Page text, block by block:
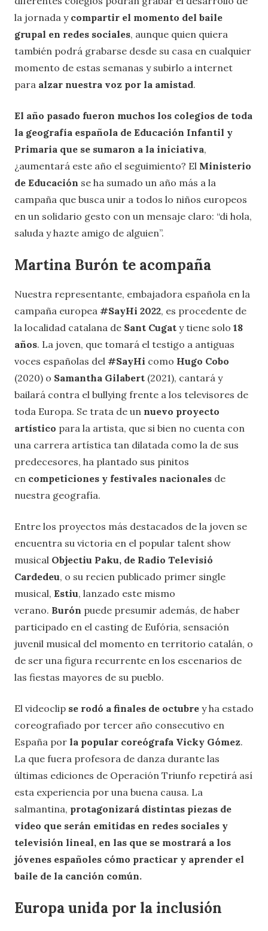
la jornada y compartir el momento del baile
grupal en redes sociales, aunque quien quiera
también podrá grabarse desde su casa en cualquier
momento de estas semanas y subirlo a internet
para alzar nuestra voz por la amistad.
El año pasado fueron muchos los colegios de toda
la geografía española de Educación Infantil y
Primaria que se sumaron a la iniciativa,
¿aumentará este año el seguimiento? El Ministerio
de Educación se ha sumado un año más a la
campaña que busca unir a todos lo niños europeos
en un solidario gesto con un mensaje claro: “di hola,
saluda y hazte amigo de alguien”.
Martina Burón te acompaña
Nuestra representante, embajadora española en la
campaña europea #SayHi 2022, es procedente de
la localidad catalana de Sant Cugat y tiene solo 18
años. La joven, que tomará el testigo a antiguas
voces españolas del #SayHi como Hugo Cobo
(2020) o Samantha Gilabert (2021), cantará y
bailará contra el bullying frente a los televisores de
toda Europa. Se trata de un nuevo proyecto
artístico para la artista, que si bien no cuenta con
una carrera artística tan dilatada como la de sus
predecesores, ha plantado sus pinitos
en competiciones y festivales nacionales de
nuestra geografía.
Entre los proyectos más destacados de la joven se
encuentra su victoria en el popular talent show
musical Objectiu Paku, de Radio Televisió
Cardedeu, o su recien publicado primer single
musical, Estiu, lanzado este mismo
verano. Burón puede presumir además, de haber
participado en el casting de Eufória, sensación
juvenil musical del momento en territorio catalán, o
de ser una figura recurrente en los escenarios de
las fiestas mayores de su pueblo.
El videoclip se rodó a finales de octubre y ha estado
coreografiado por tercer año consecutivo en
España por la popular coreógrafa Vicky Gómez.
La que fuera profesora de danza durante las
últimas ediciones de Operación Triunfo repetirá así
esta experiencia por una buena causa. La
salmantina, protagonizará distintas piezas de
video que serán emitidas en redes sociales y
televisión lineal, en las que se mostrará a los
jóvenes españoles cómo practicar y aprender el
baile de la canción común.
Europa unida por la inclusión